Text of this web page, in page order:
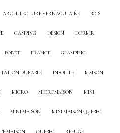
ARCHITECTURE VERNACULAIRE BOIS
CAMPING DESIGN DORMIR
FORÊT FRANCE GLAMPING
DURABLE INSOLITE MAISON
MICRO MICROMAISON MINI
MINI MAISON MINI MAISON QUEBEC
MAISON QUEBEC REFUGE